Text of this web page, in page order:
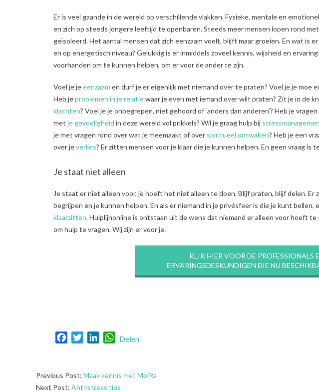
Er is veel gaande in de wereld op verschillende vlakken. Fysieke, mentale en
en zich op steeds jongere leeftijd te openbaren. Steeds meer mensen lopen rond met
geïsoleerd. Het aantal mensen dat zich eenzaam voelt, blijft maar groeien. En wat is
en op energetisch niveau? Gelukkig is er inmiddels zoveel kennis, wijsheid en
voorhanden om te kunnen helpen, om er voor de ander te zijn.
Voel je jeeenzaam en durf je er eigenlijk met niemand over te praten? Voel je je moe
Heb jeproblemen in je relatiewaar je even met iemand over wilt praten? Zit je in de
klachten? Voel je je onbegrepen, niet gehoord of ‘anders dan anderen’? Heb je
met je gevoeligheid in deze wereld vol prikkels? Wil je graag hulp bij
je met vragen rond over wat je meemaakt of over spiritueel ontwaken? Heb je een
over jeverlies? Er zitten mensen voor je klaar die je kunnen helpen. En geen vraag is
Je staat niet alleen
Je staat er niet alleen voor, je hoeft het niet alleen te doen. Blijf praten, blijf delen. Er
begrijpen en je kunnen helpen. En als er niemand in je privésfeer is die je kunt bellen,
klaarzitten. Hulplijnonline is ontstaan uit de wens dat niemand er alleen voor hoeft
om hulp te vragen. Wij zijn er voor je.
KLIK HIER VOOR DE PROFESSIONALS
ERVARINGSDESKUNDIGEN DIE NU
FacebookTwitterLinkedInWhatsApp
Delen
2018-
03-
Previous Post: Maak kennis met MoiRa
Next Post: Anti-stress tips